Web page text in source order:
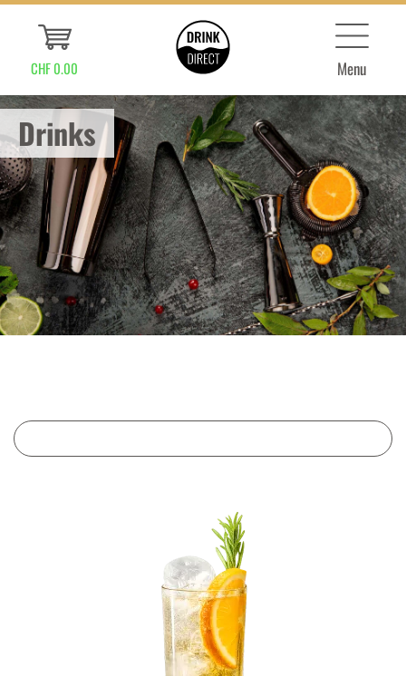
CHF 0.00 Menu
Drinks